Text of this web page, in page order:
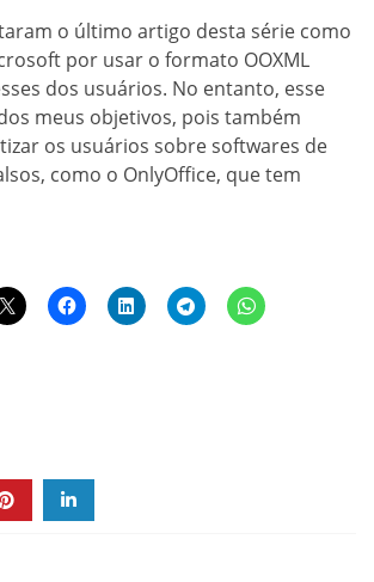
o último artigo desta série como
por usar o formato OOXML
dos usuários. No entanto, esse
meus objetivos, pois também
os usuários sobre softwares de
como o OnlyOffice, que tem